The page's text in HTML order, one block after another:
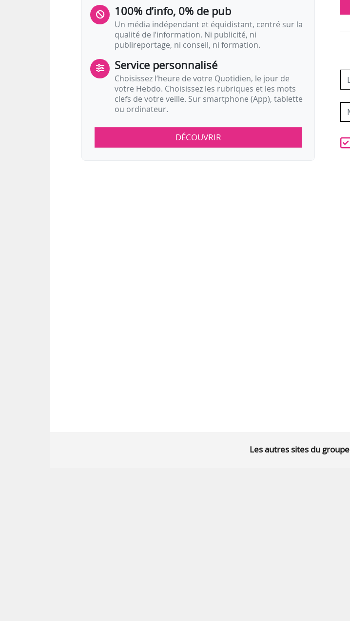
100% d’info, 0% de pub
Un média indépendant et équidistant, centré sur la
qualité de l’information. Ni publicité, ni
publireportage, ni conseil, ni formation.
Service personnalisé
Choisissez l‘heure de votre Quotidien, le jour de
votre Hebdo. Choisissez les rubriques et les mots
clefs de votre veille. Sur smartphone (App), tablette
ou ordinateur.
DÉCOUVRIR
Les autres sites du groupe